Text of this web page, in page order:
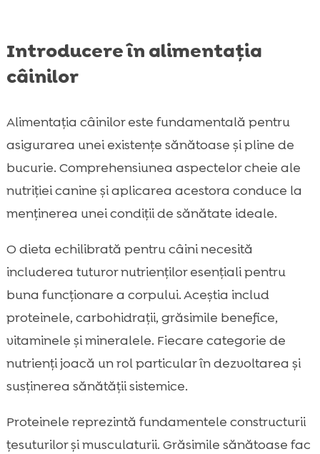
Introducere în alimentația
câinilor
Alimentația câinilor este fundamentală pentru
asigurarea unei existențe sănătoase și pline de
bucurie. Comprehensiunea aspectelor cheie ale
nutriției canine și aplicarea acestora conduce la
menținerea unei condiții de sănătate ideale.
O dieta echilibrată pentru câini necesită
includerea tuturor nutrienților esențiali pentru
buna funcționare a corpului. Aceștia includ
proteinele, carbohidrații, grăsimile benefice,
vitaminele și mineralele. Fiecare categorie de
nutrienți joacă un rol particular în dezvoltarea și
susținerea sănătății sistemice.
Proteinele reprezintă fundamentele constructurii
țesuturilor și musculaturii. Grăsimile sănătoase fac